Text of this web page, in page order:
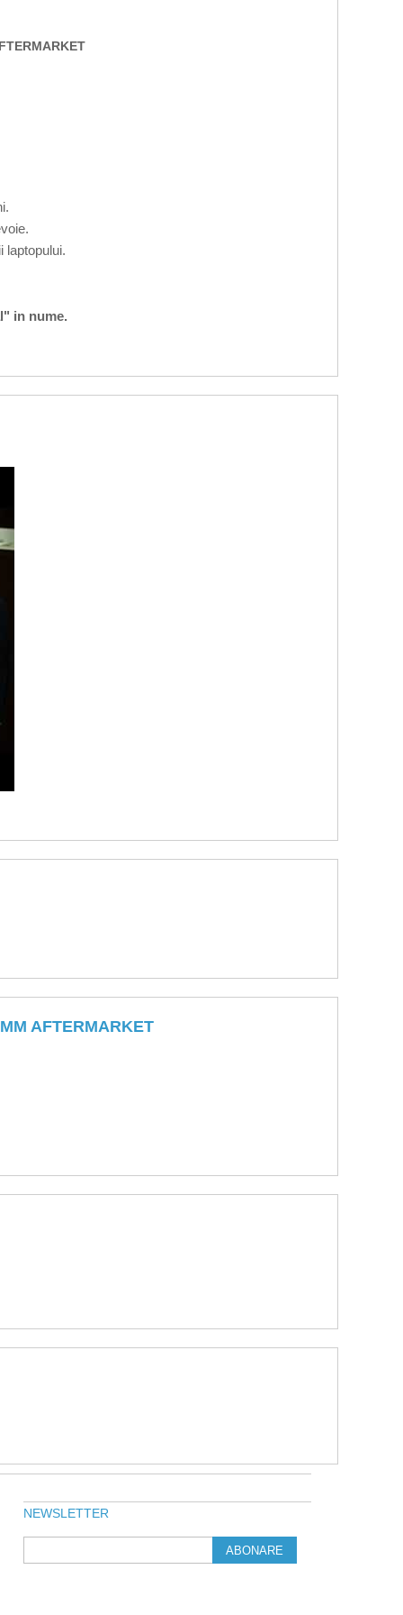
laptopului.
in nume.
AFTERMARKET
NEWSLETTER
ABONARE